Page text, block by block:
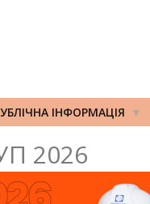
ІНФОРМАЦІЯ
2026